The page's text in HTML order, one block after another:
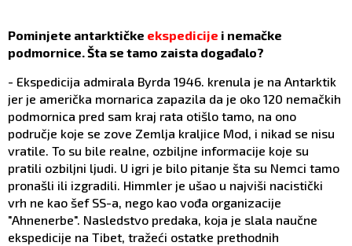
Pominjete antarktičke ekspedicije i nemačke
podmornice. Šta se tamo zaista događalo?
- Ekspedicija admirala Byrda 1946. krenula je na Antarktik
jer je američka mornarica zapazila da je oko 120 nemačkih
podmornica pred sam kraj rata otišlo tamo, na ono
područje koje se zove Zemlja kraljice Mod, i nikad se nisu
vratile. To su bile realne, ozbiljne informacije koje su
pratili ozbiljni ljudi. U igri je bilo pitanje šta su Nemci tamo
pronašli ili izgradili. Himmler je ušao u najviši nacistički
vrh ne kao šef SS-a, nego kao vođa organizacije
"Ahnenerbe". Nasledstvo predaka, koja je slala naučne
ekspedicije na Tibet, tražeći ostatke prethodnih